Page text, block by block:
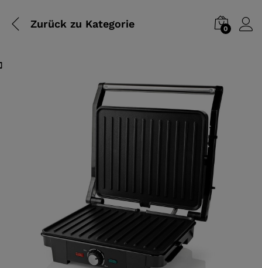
Zurück zu Kategorie 0